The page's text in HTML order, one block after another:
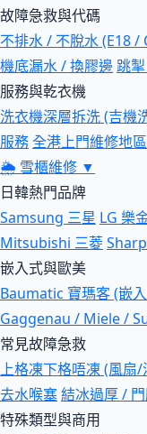
故障急救與代碼
不排水 / 不脫水 (E18 /
機底漏水 / 換膠邊跳
服務與乾衣機
洗衣機深層拆洗 (吉機
服務全港上門維修地
🌦 雪櫃維修 ▼
日韓熱門品牌
Samsung 三星 LG 樂
Mitsubishi 三菱
嵌入式與歐美
Baumatic 寶瑪客 (嵌
Gaggenau / Miele /
常見故障急救
上格凍下格唔凍 (風扇/
去水喉塞結冰過厚 /
特殊類型與商用